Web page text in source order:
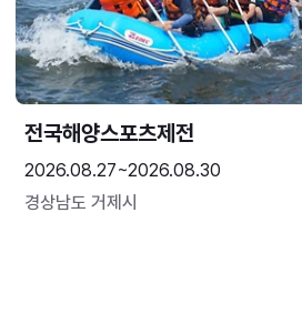
전국해양스포츠제전
2026.08.27~2026.08.30
경상남도 거제시